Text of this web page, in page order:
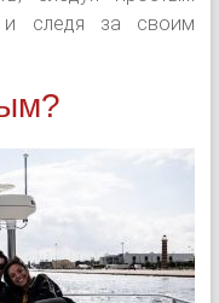
и следя за своим